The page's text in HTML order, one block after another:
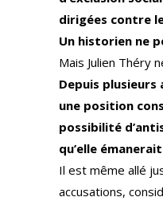
dirigées contre
Un historien ne
Mais Julien Théry
Depuis plusieurs
une position
possibilité
qu’elle
Il est même allé
accusations,